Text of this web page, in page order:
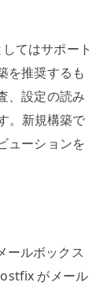
てはサポート
を推奨するも
、設定の読み
。新規構築で
ューションを
ールボックス
がメール